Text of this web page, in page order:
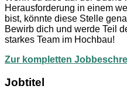
Herausforderung in einem
bist, könnte diese Stelle
Bewirb dich und werde Teil
starkes Team im Hochbau!
Zur kompletten
Jobtitel